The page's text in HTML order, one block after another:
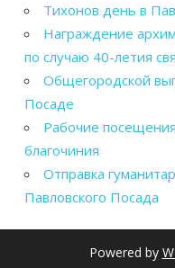
Тихонов день в
Награждение
по случаю 40-летия
Общегородской
Посаде
Рабочие
благочиния
Отправка
Павловского Посада
Powered by